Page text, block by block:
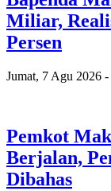
Miliar,
Persen
Jumat, 7 Agu 2026
Pemkot
Berjalan,
Dibahas